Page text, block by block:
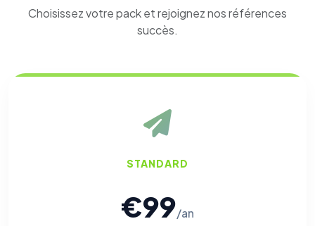
Choisissez votre pack et rejoignez nos références
succès.
STANDARD
€99/an